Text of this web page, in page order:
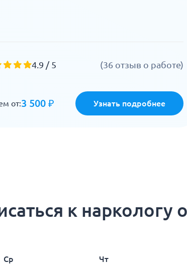
4.9 / 5 (36 отзыв о работе)
от:3 500 ₽ Узнать подробнее
к наркологу
Ср
Чт